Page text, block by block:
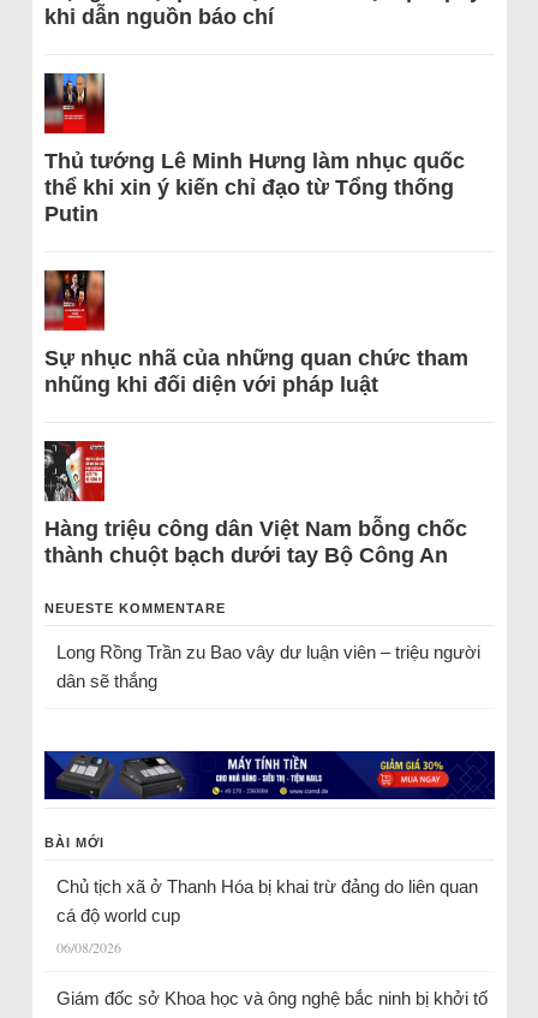
khi dẫn nguồn báo chí
Thủ tướng Lê Minh Hưng làm nhục quốc
thể khi xin ý kiến chỉ đạo từ Tổng thống
Putin
Sự nhục nhã của những quan chức tham
nhũng khi đối diện với pháp luật
Hàng triệu công dân Việt Nam bỗng chốc
thành chuột bạch dưới tay Bộ Công An
NEUESTE KOMMENTARE
Long Rồng Trầnzu Bao vây dư luận viên – triệu người
dân sẽ thắng
BÀI MỚI
Chủ tịch xã ở Thanh Hóa bị khai trừ đảng do liên quan
cá độ world cup
06/08/2026
Giám đốc sở Khoa học và ông nghệ bắc ninh bị khởi tố